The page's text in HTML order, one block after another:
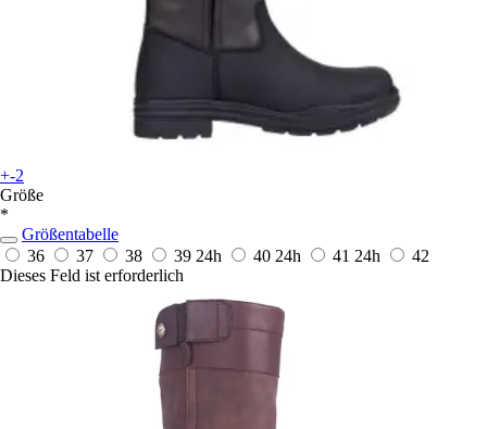
+-2
Größe
*
Größentabelle
36
37 38 39 24h 40 24h 41 24h
42
Dieses Feld ist erforderlich